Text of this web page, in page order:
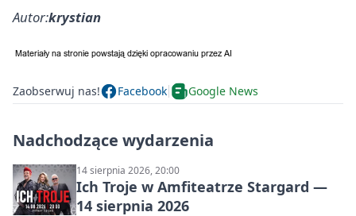
Autor:krystian
Zaobserwuj nas! Facebook Google News
Nadchodzące wydarzenia
14 sierpnia 2026, 20:00
Ich Troje w Amfiteatrze Stargard —
14 sierpnia 2026